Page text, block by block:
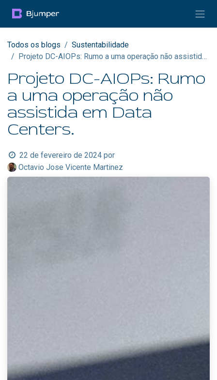
Todos os blogs
Sustentabilidade
Projeto DC-AIOPs: Rumo a uma operação não assistida em Data Centers.
Projeto DC-AIOPs: Rumo
a uma operação não
assistida em Data
Centers.
22 de fevereiro de 2024 por
Octavio Jose Vicente Martinez